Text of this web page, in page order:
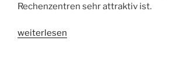
Rechenzentren sehr attraktiv ist.
„Frankfurt
weiterlesen